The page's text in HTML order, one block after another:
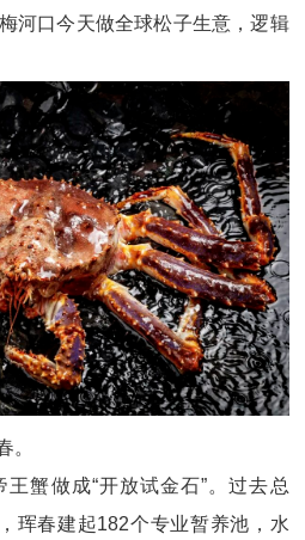
河口今天做全球松子生意，逻辑
。
蟹做成“开放试金石”。过去总
珲春建起182个专业暂养池，水